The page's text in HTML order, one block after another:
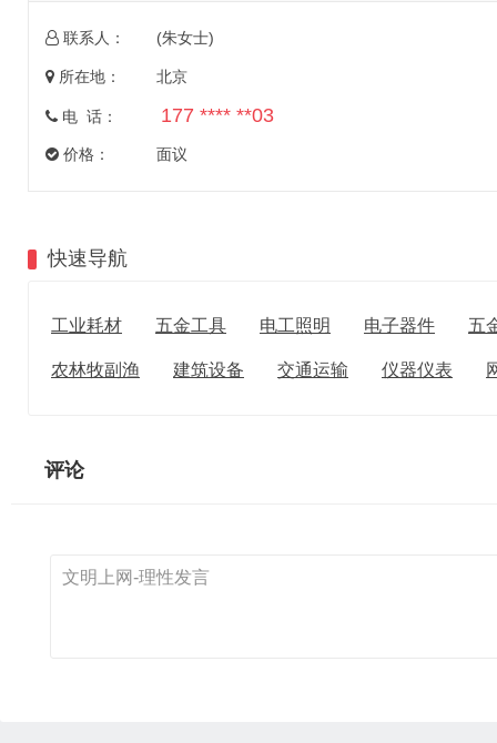
联系人： (朱女士)
所在地： 北京
电 话： 177 **** **03
价格： 面议
快速导航
工业耗材 五金工具 电工照明 电子器件 五
农林牧副渔 建筑设备 交通运输 仪器仪表
评论